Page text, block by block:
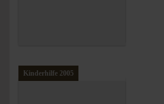
Kinderhilfe 2005